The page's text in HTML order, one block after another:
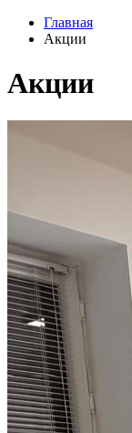
Главная
Акции
Акции